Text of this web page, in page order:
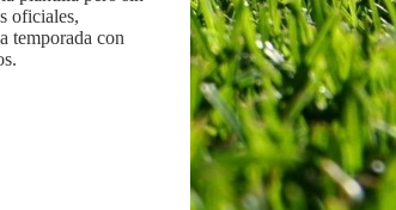
oficiales,
temporada con